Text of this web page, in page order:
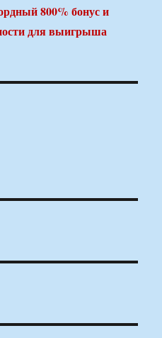
800% бонус и
для выигрыша